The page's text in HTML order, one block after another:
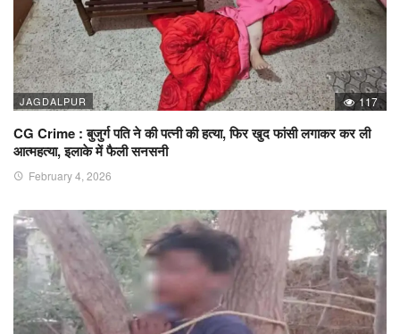
JAGDALPUR 117
CG Crime : बुजुर्ग पति ने की पत्नी की हत्या, फिर खुद फांसी लगाकर कर ली
आत्महत्या, इलाके में फैली सनसनी
February 4, 2026